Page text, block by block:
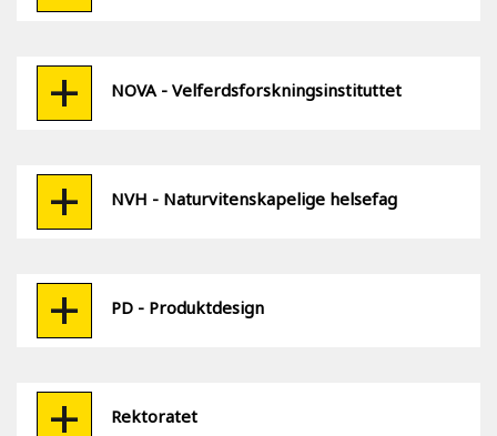
NOVA - Velferdsforskningsinstituttet
NVH - Naturvitenskapelige helsefag
PD - Produktdesign
Rektoratet